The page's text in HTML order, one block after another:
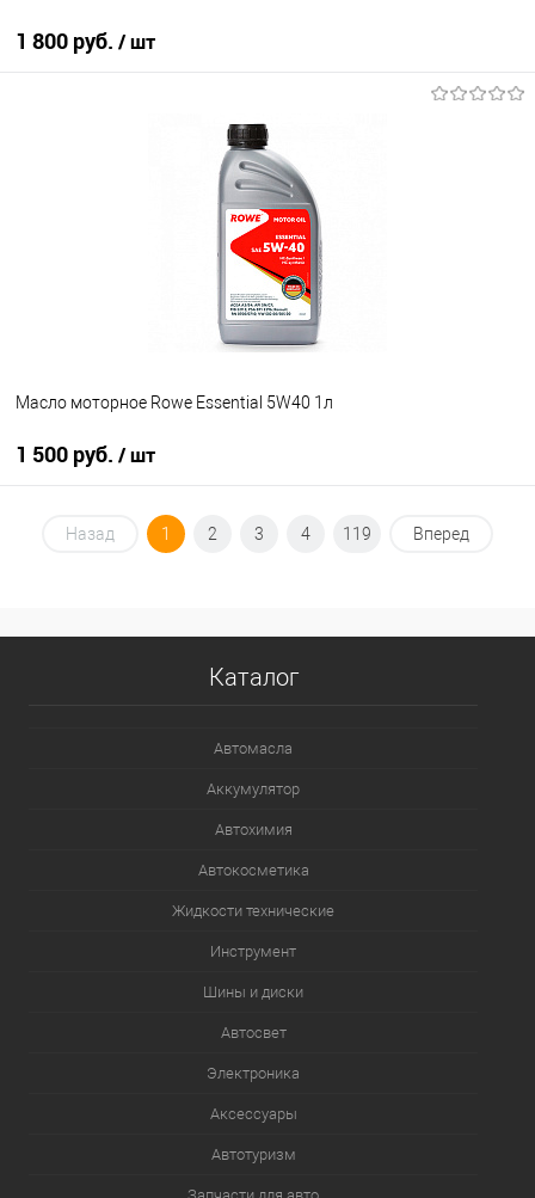
1 800 руб. / шт
Масло моторное Rowe Essential 5W40 1л
1 500 руб. / шт
В корзину
Назад 1 2 3 4 119 Вперед
Каталог
Автомасла
Аккумулятор
Автохимия
Автокосметика
Жидкости технические
Инструмент
Шины и диски
Автосвет
Электроника
Аксессуары
Автотуризм